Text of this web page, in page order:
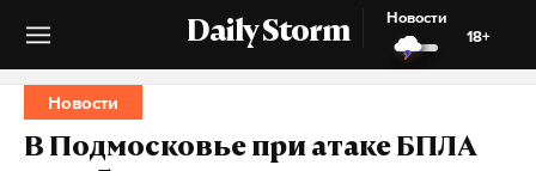
Daily Storm
Новости
18+
Новости
В Подмосковье при атаке БПЛА